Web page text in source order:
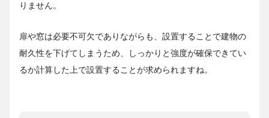
りません。
扉や窓は必要不可欠でありながらも、設置することで建物の
耐久性を下げてしまうため、しっかりと強度が確保できてい
るか計算した上で設置することが求められますね。